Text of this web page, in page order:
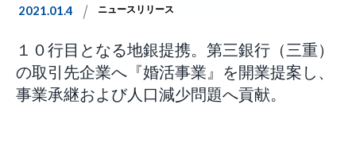
2021.01.4 ニュースリリース
１０行目となる地銀提携。第三銀行（三重）
の取引先企業へ『婚活事業』を開業提案し、
事業承継および人口減少問題へ貢献。